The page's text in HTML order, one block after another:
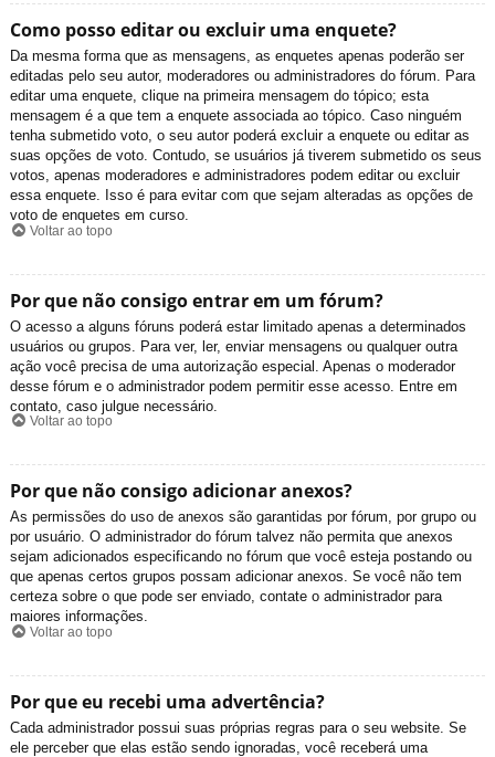
Como posso editar ou excluir uma enquete?
Da mesma forma que as mensagens, as enquetes apenas poderão ser
editadas pelo seu autor, moderadores ou administradores do fórum. Para
editar uma enquete, clique na primeira mensagem do tópico; esta
mensagem é a que tem a enquete associada ao tópico. Caso ninguém
tenha submetido voto, o seu autor poderá excluir a enquete ou editar as
suas opções de voto. Contudo, se usuários já tiverem submetido os seus
votos, apenas moderadores e administradores podem editar ou excluir
essa enquete. Isso é para evitar com que sejam alteradas as opções de
voto de enquetes em curso.
Voltar ao topo
Por que não consigo entrar em um fórum?
O acesso a alguns fóruns poderá estar limitado apenas a determinados
usuários ou grupos. Para ver, ler, enviar mensagens ou qualquer outra
ação você precisa de uma autorização especial. Apenas o moderador
desse fórum e o administrador podem permitir esse acesso. Entre em
contato, caso julgue necessário.
Voltar ao topo
Por que não consigo adicionar anexos?
As permissões do uso de anexos são garantidas por fórum, por grupo ou
por usuário. O administrador do fórum talvez não permita que anexos
sejam adicionados especificando no fórum que você esteja postando ou
que apenas certos grupos possam adicionar anexos. Se você não tem
certeza sobre o que pode ser enviado, contate o administrador para
maiores informações.
Voltar ao topo
Por que eu recebi uma advertência?
Cada administrador possui suas próprias regras para o seu website. Se
ele perceber que elas estão sendo ignoradas, você receberá uma